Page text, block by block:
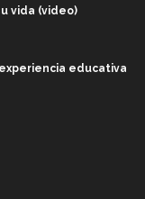
vida (video)
educativa